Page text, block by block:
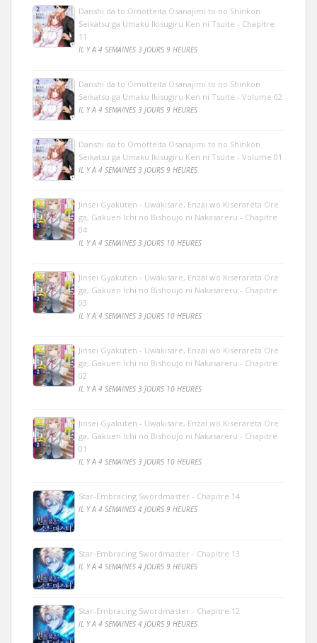
Danshi da to Omotteita Osanajimi to no Shinkon
Seikatsu ga Umaku Ikisugiru Ken ni Tsuite - Chapitre
11
IL Y A 4 SEMAINES 3 JOURS 9 HEURES
Danshi da to Omotteita Osanajimi to no Shinkon
Seikatsu ga Umaku Ikisugiru Ken ni Tsuite - Volume 02
IL Y A 4 SEMAINES 3 JOURS 9 HEURES
Danshi da to Omotteita Osanajimi to no Shinkon
Seikatsu ga Umaku Ikisugiru Ken ni Tsuite - Volume 01
IL Y A 4 SEMAINES 3 JOURS 9 HEURES
Jinsei Gyakuten - Uwakisare, Enzai wo Kiserareta Ore
ga, Gakuen Ichi no Bishoujo ni Nakasareru - Chapitre
04
IL Y A 4 SEMAINES 3 JOURS 10 HEURES
Jinsei Gyakuten - Uwakisare, Enzai wo Kiserareta Ore
ga, Gakuen Ichi no Bishoujo ni Nakasareru - Chapitre
03
IL Y A 4 SEMAINES 3 JOURS 10 HEURES
Jinsei Gyakuten - Uwakisare, Enzai wo Kiserareta Ore
ga, Gakuen Ichi no Bishoujo ni Nakasareru - Chapitre
02
IL Y A 4 SEMAINES 3 JOURS 10 HEURES
Jinsei Gyakuten - Uwakisare, Enzai wo Kiserareta Ore
ga, Gakuen Ichi no Bishoujo ni Nakasareru - Chapitre
01
IL Y A 4 SEMAINES 3 JOURS 10 HEURES
Star-Embracing Swordmaster - Chapitre 14
IL Y A 4 SEMAINES 4 JOURS 9 HEURES
Star-Embracing Swordmaster - Chapitre 13
IL Y A 4 SEMAINES 4 JOURS 9 HEURES
Star-Embracing Swordmaster - Chapitre 12
IL Y A 4 SEMAINES 4 JOURS 9 HEURES